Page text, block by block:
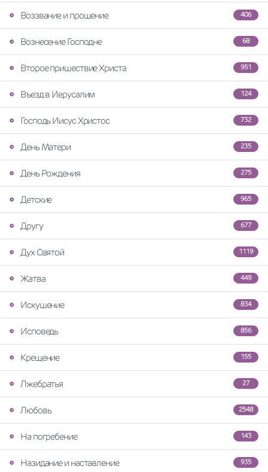
406
Воззвание и прошение
68
Вознесение Господне
951
Второе пришествие Христа
124
Въезд в Иерусалим
732
Господь Иисус Христос
235
День Матери
275
День Рождения
965
Детские
677
Другу
1119
Дух Святой
449
Жатва
834
Искушение
856
Исповедь
155
Крещение
27
Лжебратья
2548
Любовь
143
На погребение
935
Назидание и наставление